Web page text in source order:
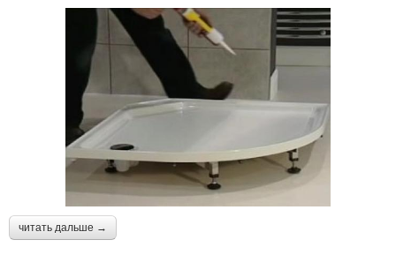
читать дальше →